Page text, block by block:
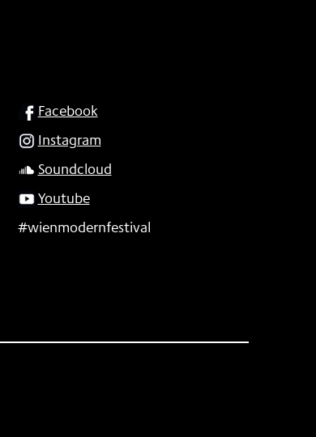
SOCIAL
Facebook
Instagram
Soundcloud
Youtube
#wienmodernfestival